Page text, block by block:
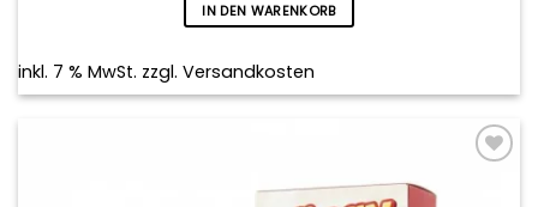
IN DEN WARENKORB
inkl. 7 % MwSt. zzgl. Versandkosten